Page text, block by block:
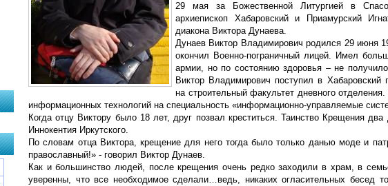
29 мая за Божественной Литургией в
архиепископ Хабаровский и Приамурский
диакона Виктора Дунаева.
Дунаев Виктор Владимирович родился 29 июня
окончил Военно-пограничный лицей. Имел
армии, но по состоянию здоровья – не
Виктор Владимирович поступил в Хабаровский
на строительный факультет дневного
информационных технологий на специальность «информационно-управляемые
Когда отцу Виктору было 18 лет, друг позвал креститься. Таинство Крещения
Иннокентия Иркутского.
По словам отца Виктора, крещение для него тогда было только данью моде и
православный!» - говорил Виктор Дунаев.
Как и большинство людей, после крещения очень редко заходили в храм, в
уверенны, что все необходимое сделали…ведь, никаких огласительных бесед